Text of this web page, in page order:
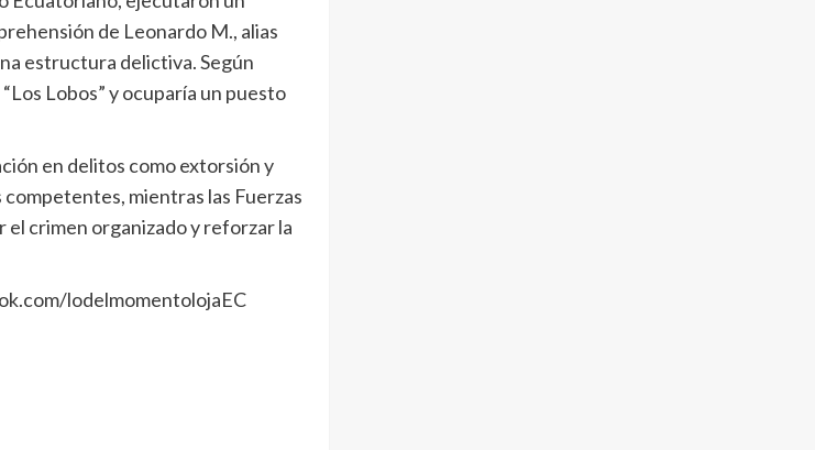
de Leonardo M., alias
estructura delictiva. Según
Lobos” y ocuparía un puesto
en delitos como extorsión y
mientras las Fuerzas
crimen organizado y reforzar la
lodelmomentolojaEC